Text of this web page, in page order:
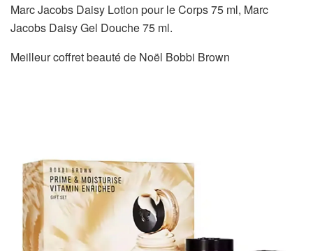
Marc Jacobs Daisy Lotion pour le Corps 75 ml, Marc
Jacobs Daisy Gel Douche 75 ml.
Meilleur coffret beauté de Noël Bobbi Brown